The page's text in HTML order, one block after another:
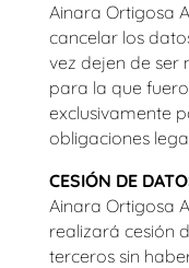
Ainara Ortigosa
cancelar los
vez dejen de ser
para la que
exclusivamente
obligaciones
CESIÓN DE
Ainara Ortigosa
realizará cesión
terceros sin